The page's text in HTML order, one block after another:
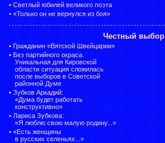
• Светлый юбилей великого поэта
• «Только он не вернулся из боя»
Честный выбор
• Гражданин «Вятской Швейцарии»
• Без партийного окраса.
Уникальная для Кировской
области ситуация сложилась
после выборов в Советской
районной Думе
• Зубков Аркадий:
«Дума будет работать
конструктивно»
• Лариса Зубкова:
«Я люблю свою малую родину...»
• «Есть женщины
в русских селеньях...»